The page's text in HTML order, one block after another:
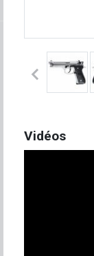
Vidéos